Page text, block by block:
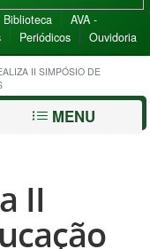
Biblioteca
AVA -
Periódicos Ouvidoria
II SIMPÓSIO DE
MENU
II